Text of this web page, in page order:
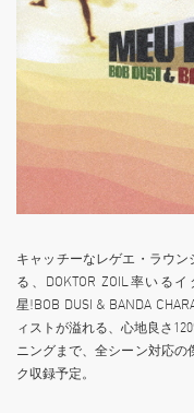
キャッチーなレゲエ・ラウ
る、DOKTOR ZOIL率いる
星!BOB DUSI & BANDA
ィストが溢れる、心地良さ
ニングまで、全シーン対応
ク収録予定。